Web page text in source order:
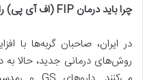
چرا باید درمان
اف آی پی)
روش‌های درمانی جدید، حالا به